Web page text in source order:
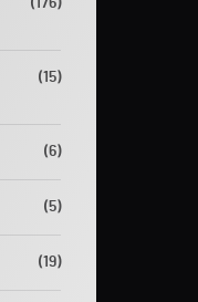
(176)
(15)
(6)
(5)
(19)